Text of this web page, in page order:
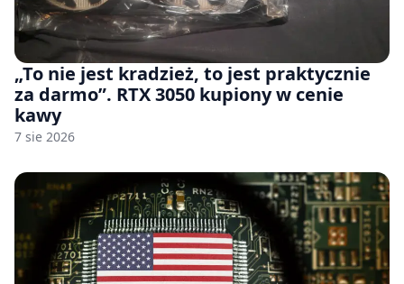
„To nie jest kradzież, to jest praktycznie
za darmo”. RTX 3050 kupiony w cenie
kawy
7 sie 2026